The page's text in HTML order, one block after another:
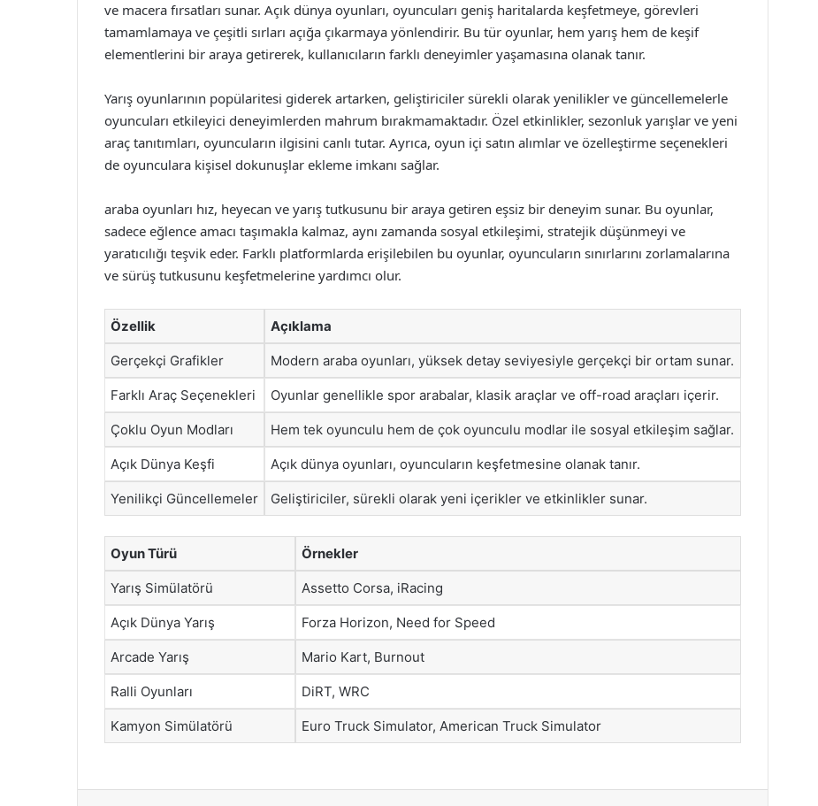
ve macera fırsatları sunar. Açık dünya oyunları, oyuncuları geniş haritalarda keşfetmeye, görevleri
tamamlamaya ve çeşitli sırları açığa çıkarmaya yönlendirir. Bu tür oyunlar, hem yarış hem de keşif
elementlerini bir araya getirerek, kullanıcıların farklı deneyimler yaşamasına olanak tanır.
Yarış oyunlarının popülaritesi giderek artarken, geliştiriciler sürekli olarak yenilikler ve güncellemelerle
oyuncuları etkileyici deneyimlerden mahrum bırakmamaktadır. Özel etkinlikler, sezonluk yarışlar ve yeni
araç tanıtımları, oyuncuların ilgisini canlı tutar. Ayrıca, oyun içi satın alımlar ve özelleştirme seçenekleri
de oyunculara kişisel dokunuşlar ekleme imkanı sağlar.
araba oyunları hız, heyecan ve yarış tutkusunu bir araya getiren eşsiz bir deneyim sunar. Bu oyunlar,
sadece eğlence amacı taşımakla kalmaz, aynı zamanda sosyal etkileşimi, stratejik düşünmeyi ve
yaratıcılığı teşvik eder. Farklı platformlarda erişilebilen bu oyunlar, oyuncuların sınırlarını zorlamalarına
ve sürüş tutkusunu keşfetmelerine yardımcı olur.
Özellik Açıklama
Gerçekçi Grafikler Modern araba oyunları, yüksek detay seviyesiyle gerçekçi bir ortam sunar.
Farklı Araç Seçenekleri Oyunlar genellikle spor arabalar, klasik araçlar ve off-road araçları içerir.
Çoklu Oyun Modları Hem tek oyunculu hem de çok oyunculu modlar ile sosyal etkileşim sağlar.
Açık Dünya Keşfi Açık dünya oyunları, oyuncuların keşfetmesine olanak tanır.
Yenilikçi Güncellemeler Geliştiriciler, sürekli olarak yeni içerikler ve etkinlikler sunar.
Oyun Türü Örnekler
Yarış Simülatörü Assetto Corsa, iRacing
Açık Dünya Yarış Forza Horizon, Need for Speed
Arcade Yarış Mario Kart, Burnout
Ralli Oyunları DiRT, WRC
Kamyon Simülatörü Euro Truck Simulator, American Truck Simulator